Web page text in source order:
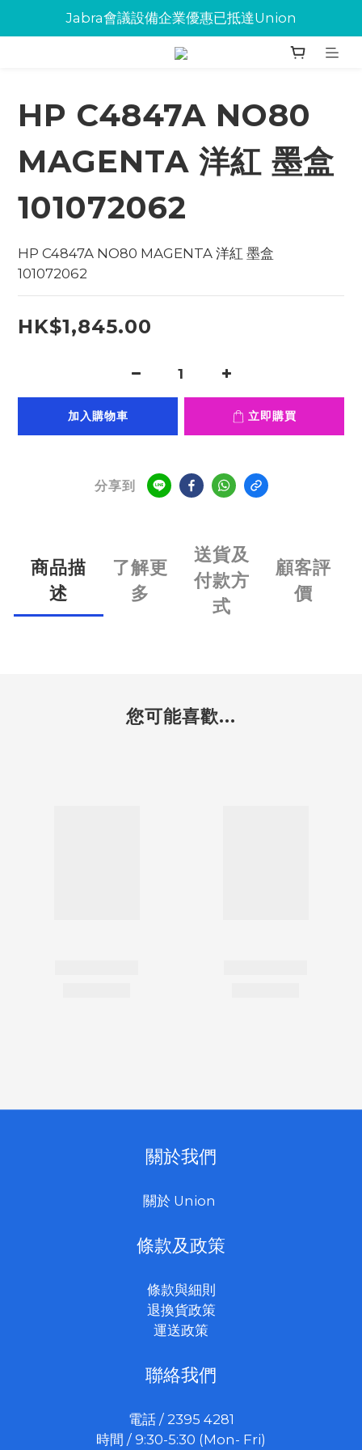
Jabra會議設備企業優惠已抵達Union
Jabra會議設備企業優惠已抵達Union
環保碳粉歡迎大量下單
HP C4847A NO80
MAGENTA 洋紅 墨盒
101072062
HP C4847A NO80 MAGENTA 洋紅 墨盒
101072062
HK$1,845.00
加入購物車 立即購買
分享到
商品描
述
了解更
多
送貨及
付款方
式
顧客評
價
您可能喜歡...
關於我們
關於 Union
條款及政策
條款與細則
退換貨政策
運送政策
聯絡我們
電話 / 2395 4281
時間 / 9:30-5:30 (Mon- Fri)